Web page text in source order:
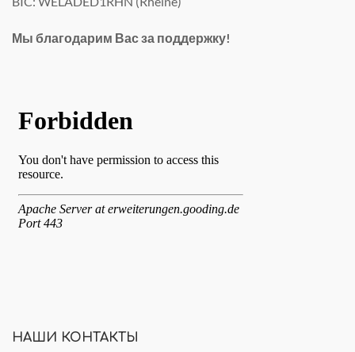
Мы благодарим Вас за поддержку!
НАШИ КОНТАКТЫ